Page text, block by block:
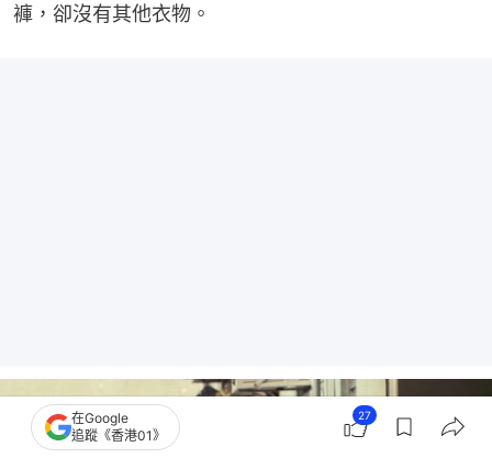
褲，卻沒有其他衣物。
在Google
追蹤《香港01》
27